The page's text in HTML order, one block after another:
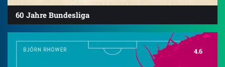
60 Jahre Bundesliga
4.6